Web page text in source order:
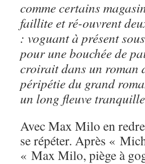
comme certains
faillite et ré-ouvrent
: voguant à présent
pour une bouchée de
croirait dans un roman
péripétie du grand
un long fleuve
Avec Max Milo en
se répéter. Après «
« Max Milo, piège à